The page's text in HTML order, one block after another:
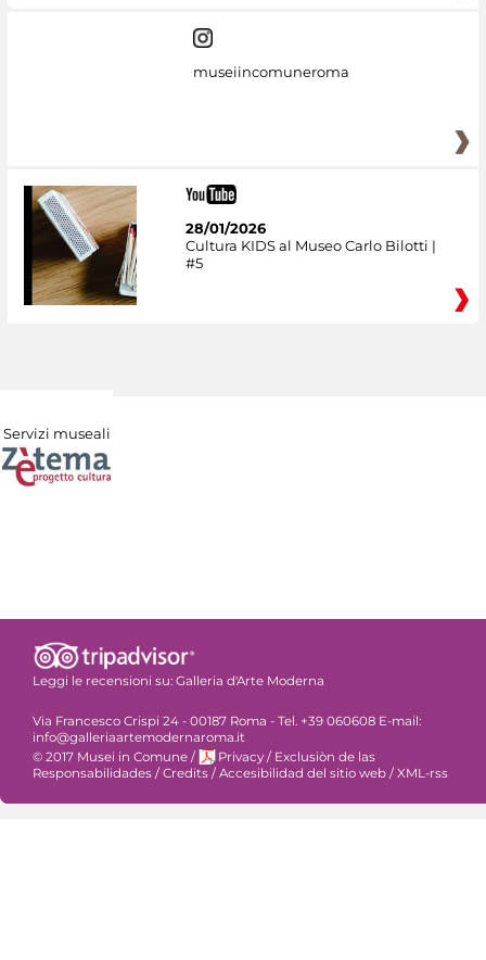
museiincomuneroma
28/01/2026
Cultura KIDS al Museo Carlo Bilotti |
#5
Servizi museali
Leggi le recensioni su: Galleria d'Arte Moderna
Via Francesco Crispi 24 - 00187 Roma - Tel. +39 060608 E-mail:
info@galleriaartemodernaroma.it
© 2017 Musei in Comune / Privacy / Exclusiòn de las
Responsabilidades /Credits /Accesibilidad del sitio web /XML-rss